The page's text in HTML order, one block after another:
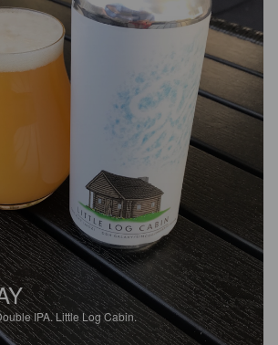
IPA.Little Log Cabin.